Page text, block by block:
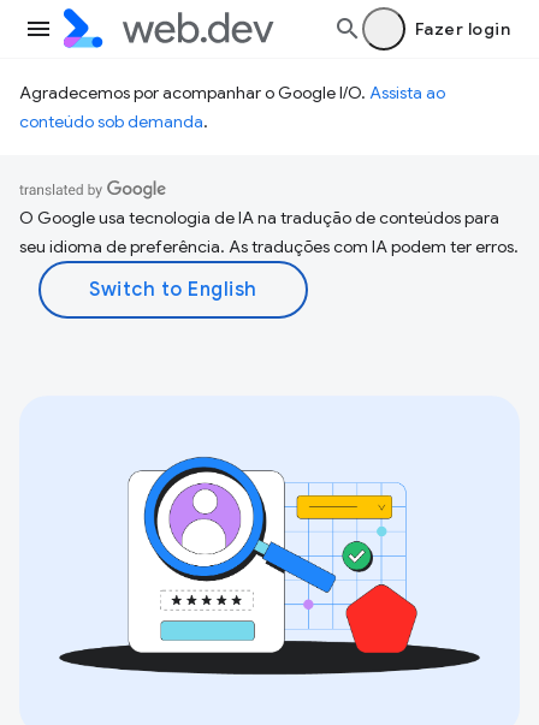
Fazer login
Agradecemos por acompanhar o Google I/O. Assista ao
conteúdo sob demanda.
O Google usa tecnologia de IA na tradução de conteúdos para
seu idioma de preferência. As traduções com IA podem ter erros.